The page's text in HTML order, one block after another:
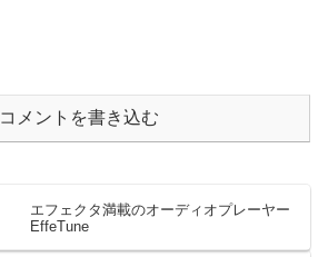
コメントを書き込む
エフェクタ満載のオーディオプレーヤー
EffeTune